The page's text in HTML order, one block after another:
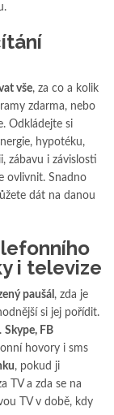
vše, za co a kolik
zdarma, nebo
Odkládejte si
hypotéku,
zábavu i závislosti
ovlivnit. Snadno
dát na danou
i televize
paušál , zda je
si jej pořídit.
. Skype, FB
hovory i sms
, pokud ji
TV a zda se na
TV v době, kdy